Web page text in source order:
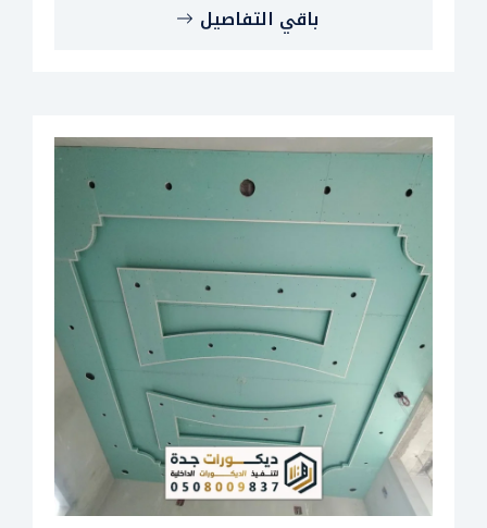
باقي التفاصيل